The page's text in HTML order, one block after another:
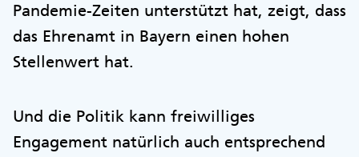
Pandemie-Zeiten unterstützt hat, zeigt, dass
das Ehrenamt in Bayern einen hohen
Stellenwert hat.
Und die Politik kann freiwilliges
Engagement natürlich auch entsprechend